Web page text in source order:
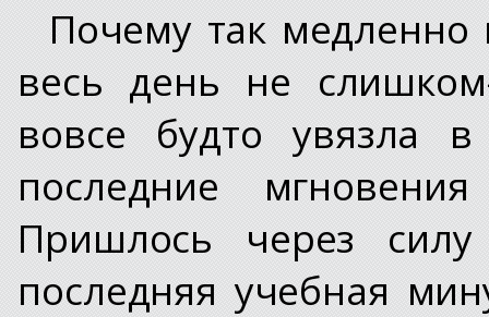
Почему так медленно
весь день не
вовсе будто увязла
последние
Пришлось через
последняя учебная